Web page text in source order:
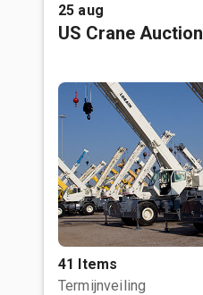
25 aug
US Crane Auction
41 Items
Termijnveiling